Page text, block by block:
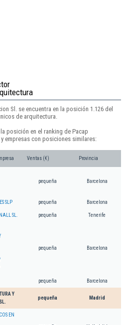
Sl. se encuentra en la posición 1.126 del
de arquitectura.
posición en el ranking de Pacap
empresas con posiciones similares:
Ventas (€) Provincia
pequeña Barcelona
SLP pequeña Barcelona
SL. pequeña Tenerife
pequeña Barcelona
pequeña Barcelona
Y
pequeña Madrid
EN